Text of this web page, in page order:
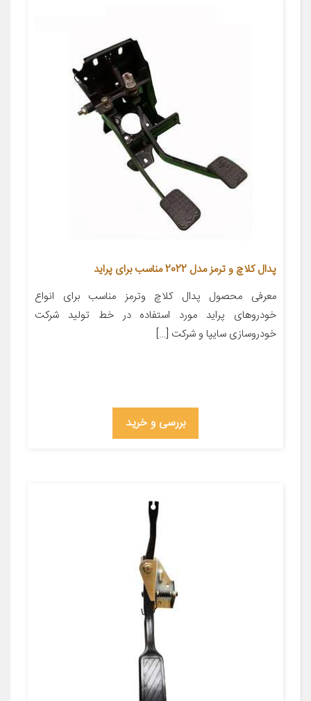
پدال کلاچ و ترمز مدل 2022 مناسب برای پراید
معرفی محصول پدال کلاچ وترمز مناسب برای انواع
خودروهای پراید مورد استفاده در خط تولید شرکت
خودروسازی سایپا و شرکت […]
بررسی و خرید